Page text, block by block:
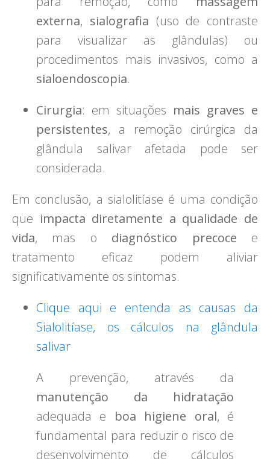
externa, sialografia (uso de contraste
para visualizar as glândulas) ou
procedimentos mais invasivos, como a
sialoendoscopia.
Cirurgia: em situações mais graves e
persistentes, a remoção cirúrgica da
glândula salivar afetada pode ser
considerada.
Em conclusão, a sialolitíase é uma condição
que impacta diretamente a qualidade de
vida, mas o diagnóstico precoce e
tratamento eficaz podem aliviar
significativamente os sintomas.
Clique aqui e entenda as causas da
Sialolitíase, os cálculos na glândula
salivar
A prevenção, através da
manutenção da hidratação
adequada e boa higiene oral, é
fundamental para reduzir o risco de
desenvolvimento de cálculos